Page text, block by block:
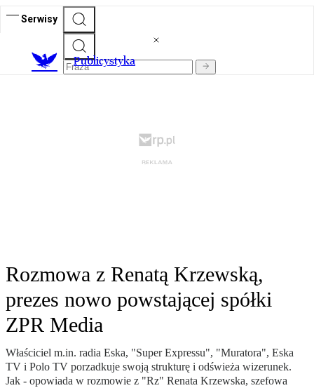
Serwisy
Publicystyka
Rozmowa z Renatą Krzewską,
prezes nowo powstającej spółki
ZPR Media
Właściciel m.in. radia Eska, "Super Expressu", "Muratora", Eska
TV i Polo TV porzadkuje swoją strukturę i odświeża wizerunek.
Jak - opowiada w rozmowie z "Rz" Renata Krzewska, szefowa